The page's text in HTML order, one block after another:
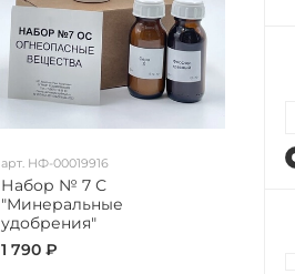
арт. НФ-00019916
Набор № 7 С
"Минеральные
удобрения"
1 790 ₽